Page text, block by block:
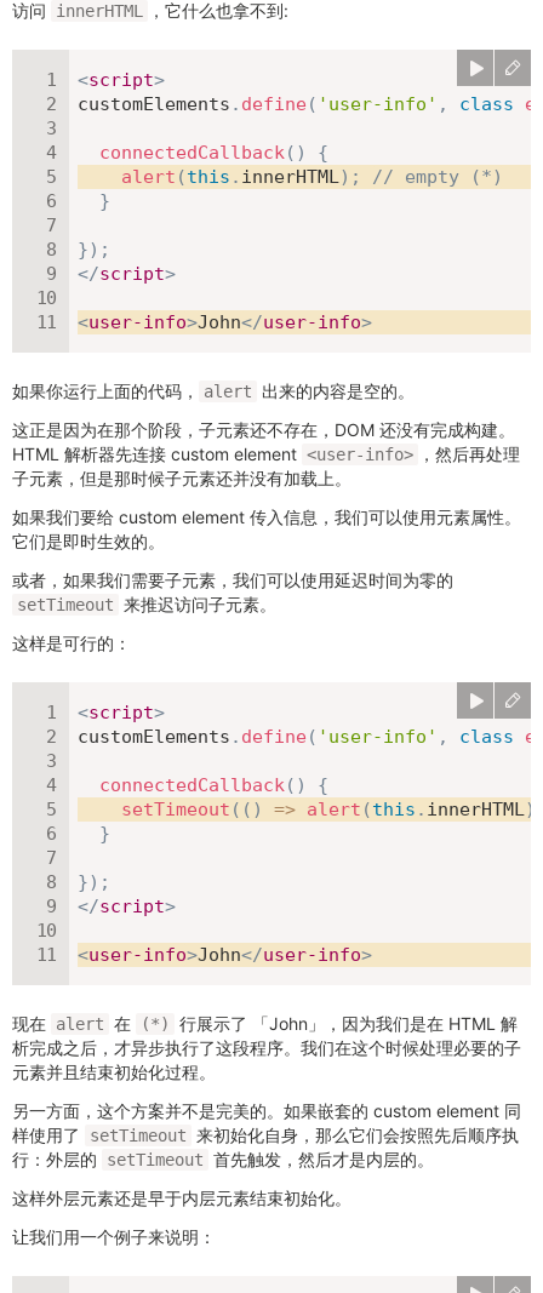
访问 innerHTML ，它什么也拿不到:
<script>
customElements . define ( 'user-info' , class
connectedCallback ( )
{
alert (this . innerHTML ) ;
// empty (*)
}
}) ;
</script>
<user-info>John</user-info>
如果你运行上面的代码， alert
出来的内容是空的。
这正是因为在那个阶段，子元素还不存在，DOM 还没有完成构建。
HTML 解析器先连接 custom element <user-info>
，然后再处理
子元素，但是那时候子元素还并没有加载上。
如果我们要给 custom element 传入信息，我们可以使用元素属性。
它们是即时生效的。
或者，如果我们需要子元素，我们可以使用延迟时间为零的
setTimeout 来推迟访问子元素。
这样是可行的：
<script>
customElements . define ( 'user-info' , class
connectedCallback ( )
{
setTimeout ( ( ) => alert (this . innerHTML )
}
}) ;
</script>
<user-info>John</user-info>
现在 alert 在 (*)
行展示了 「John」，因为我们是在 HTML 解
析完成之后，才异步执行了这段程序。我们在这个时候处理必要的子
元素并且结束初始化过程。
另一方面，这个方案并不是完美的。如果嵌套的 custom element 同
样使用了
setTimeout 来初始化自身，那么它们会按照先后顺序执
行：外层的
setTimeout 首先触发，然后才是内层的。
这样外层元素还是早于内层元素结束初始化。
让我们用一个例子来说明：